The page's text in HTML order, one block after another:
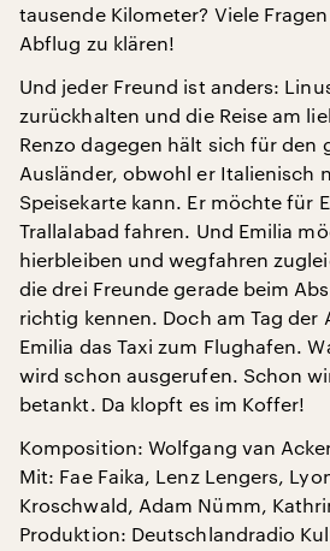
tausende Kilometer? Viele
Abflug zu klären!
Und jeder Freund ist anders:
zurückhalten und die Reise am
Renzo dagegen hält sich für den
Ausländer, obwohl er Italienisch
Speisekarte kann. Er möchte für
Trallalabad fahren. Und Emilia
hierbleiben und wegfahren
die drei Freunde gerade beim
richtig kennen. Doch am Tag der
Emilia das Taxi zum Flughafen.
wird schon ausgerufen. Schon
betankt. Da klopft es im Koffer!
Komposition: Wolfgang van
Mit: Fae Faika, Lenz Lengers,
Kroschwald, Adam Nümm,
Produktion: Deutschlandradio